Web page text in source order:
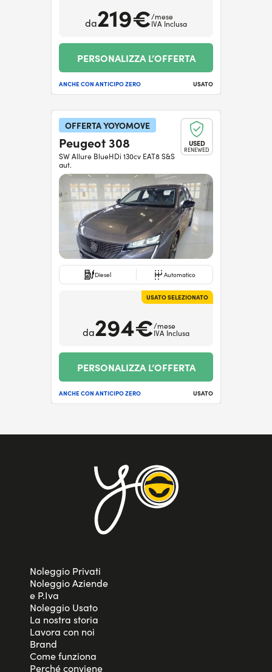
da219€/mese
IVA Inclusa
PERSONALIZZA L’OFFERTA
ANCHE CON ANTICIPO ZERO USATO
OFFERTA YOYOMOVE
USED
RENEWED
Peugeot 308
SW Allure BlueHDi 130cv EAT8 S&S
aut.
Diesel Automatico
USATO SELEZIONATO
da294€/mese
IVA Inclusa
PERSONALIZZA L’OFFERTA
ANCHE CON ANTICIPO ZERO USATO
Noleggio Privati
Noleggio Aziende
e P.Iva
Noleggio Usato
La nostra storia
Lavora con noi
Brand
Come funziona
Perché conviene